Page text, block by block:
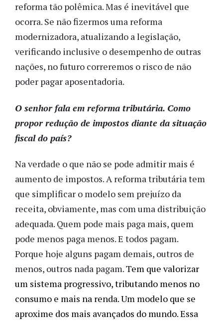
reforma tão polêmica. Mas é inevitável que
ocorra. Se não fizermos uma reforma
modernizadora, atualizando a legislação,
verificando inclusive o desempenho de outras
nações, no futuro correremos o risco de não
poder pagar aposentadoria.
O senhor fala em reforma tributária. Como
propor redução de impostos diante da situação
fiscal do país?
Na verdade o que não se pode admitir mais é
aumento de impostos. A reforma tributária tem
que simplificar o modelo sem prejuízo da
receita, obviamente, mas com uma distribuição
adequada. Quem pode mais paga mais, quem
pode menos paga menos. E todos pagam.
Porque hoje alguns pagam demais, outros de
menos, outros nada pagam.Tem que valorizar
um sistema progressivo, tributando menos no
consumo e mais na renda. Um modelo que se
aproxime dos mais avançados do mundo. Essa